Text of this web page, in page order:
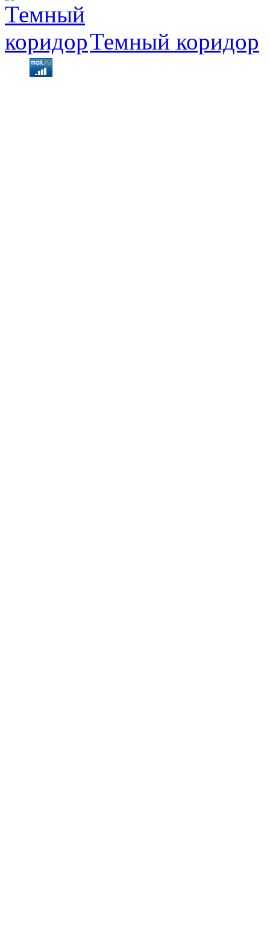
Темный коридор